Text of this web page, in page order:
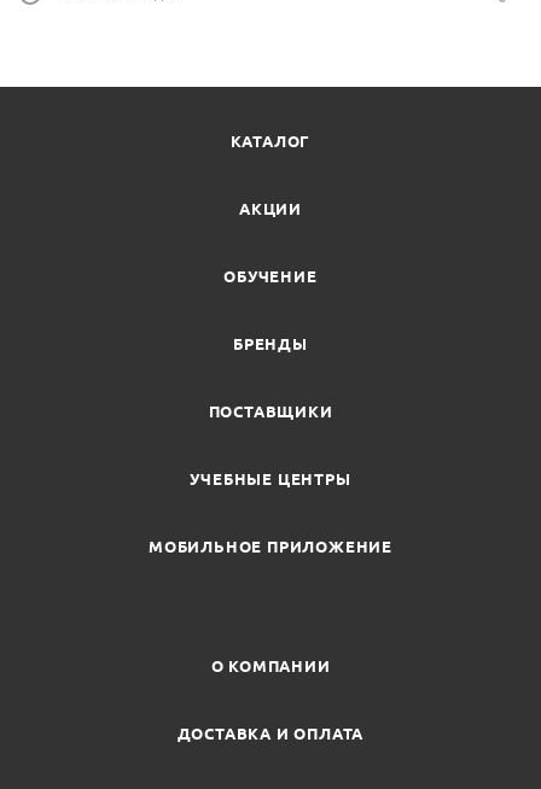
КАТАЛОГ
АКЦИИ
ОБУЧЕНИЕ
БРЕНДЫ
ПОСТАВЩИКИ
УЧЕБНЫЕ ЦЕНТРЫ
МОБИЛЬНОЕ ПРИЛОЖЕНИЕ
О КОМПАНИИ
ДОСТАВКА И ОПЛАТА